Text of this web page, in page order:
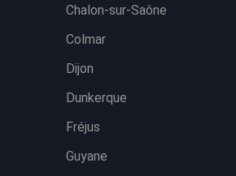
Chalon-sur-Saône
Colmar
Dijon
Dunkerque
Fréjus
Guyane